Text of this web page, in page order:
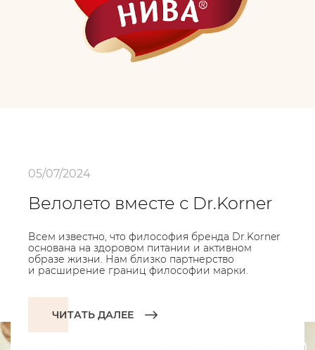
05/07/2024
Велолето вместе с Dr.Korner
Всем известно, что философия бренда Dr.Korner
основана на здоровом питании и активном
образе жизни. Нам близко партнерство
и расширение границ философии марки.
ЧИТАТЬ ДАЛЕЕ